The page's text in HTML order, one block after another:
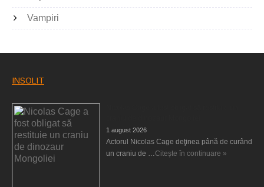
Vampiri
INSOLIT
1 august 2026
Actorul Nicolas Cage deţinea până de curând
un craniu de …Citește în continuare »